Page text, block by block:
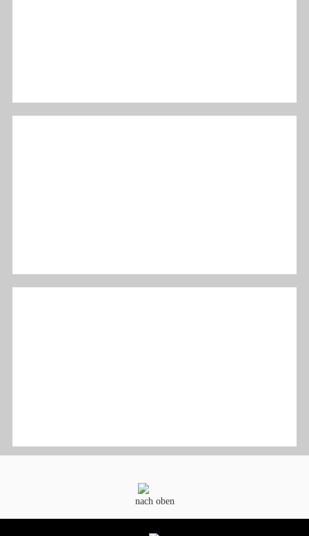
nach oben